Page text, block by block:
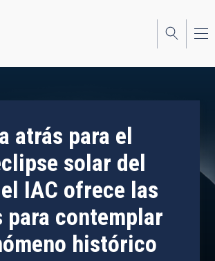
atrás para el
solar del
IAC ofrece las
para contemplar
histórico